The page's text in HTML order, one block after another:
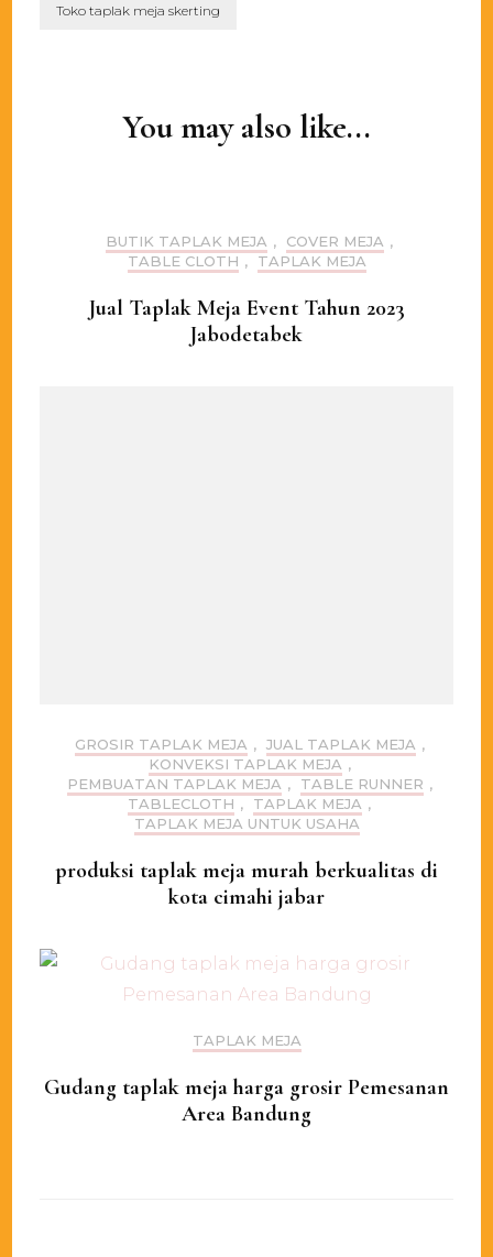
Toko taplak meja skerting
You may also like...
BUTIK TAPLAK MEJA , COVER MEJA ,
TABLE CLOTH , TAPLAK MEJA
Jual Taplak Meja Event Tahun 2023
Jabodetabek
GROSIR TAPLAK MEJA , JUAL TAPLAK MEJA ,
KONVEKSI TAPLAK MEJA ,
PEMBUATAN TAPLAK MEJA , TABLE RUNNER ,
TABLECLOTH , TAPLAK MEJA ,
TAPLAK MEJA UNTUK USAHA
produksi taplak meja murah berkualitas di
kota cimahi jabar
TAPLAK MEJA
Gudang taplak meja harga grosir Pemesanan
Area Bandung